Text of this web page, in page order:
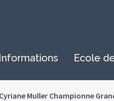
Informations Ecole
Cyriane Muller Championne